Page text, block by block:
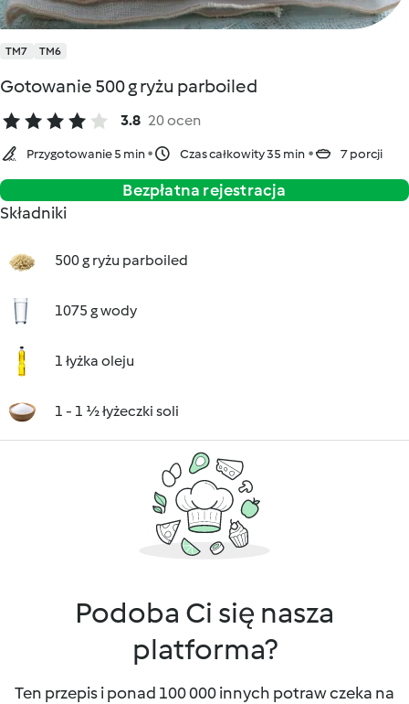
TM7 TM6
Gotowanie 500 g ryżu parboiled
3.8 20 ocen
Przygotowanie 5 min Czas całkowity 35 min 7 porcji
Bezpłatna rejestracja
Składniki
500 g ryżu parboiled
1075 g wody
1 łyżka oleju
1 - 1 ½ łyżeczki soli
Podoba Ci się nasza
platforma?
Ten przepis i ponad 100 000 innych potraw czeka na